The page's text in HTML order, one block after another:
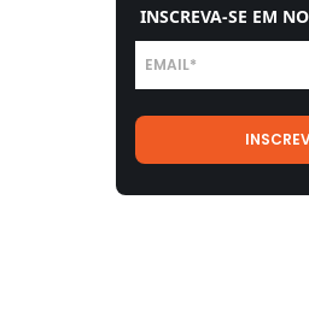
INSCREVA-SE EM